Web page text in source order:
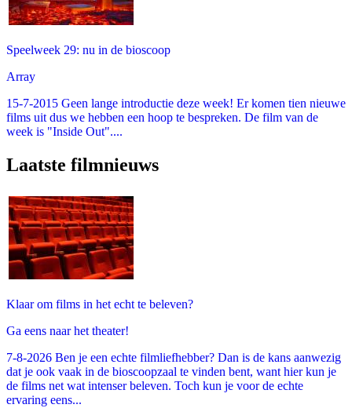
Speelweek 29: nu in de bioscoop
Array
15-7-2015 Geen lange introductie deze week! Er komen tien nieuwe
films uit dus we hebben een hoop te bespreken. De film van de
week is "Inside Out"....
Laatste filmnieuws
Klaar om films in het echt te beleven?
Ga eens naar het theater!
7-8-2026 Ben je een echte filmliefhebber? Dan is de kans aanwezig
dat je ook vaak in de bioscoopzaal te vinden bent, want hier kun je
de films net wat intenser beleven. Toch kun je voor de echte
ervaring eens...